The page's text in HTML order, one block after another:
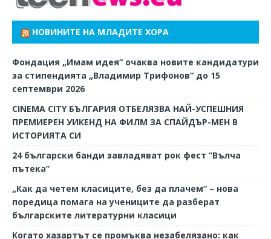
НОВИНИТЕ НА МЛАДИТЕ ХОРА
Фондация „Имам идея“ очаква новите кандидатури
за стипендията „Владимир Трифонов“ до 15
септември 2026
CINEMA CITY БЪЛГАРИЯ ОТБЕЛЯЗВА НАЙ-УСПЕШНИЯ
ПРЕМИЕРЕН УИКЕНД НА ФИЛМ ЗА СПАЙДЪР-МЕН В
ИСТОРИЯТА СИ
24 български банди завладяват рок фест “Вълча
пътека”
„Как да четем класиците, без да плачем“ – нова
поредица помага на учениците да разберат
българските литературни класици
Когато хазартът се промъква незабелязано: как